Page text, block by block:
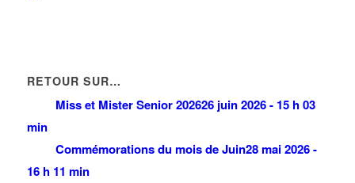
RETOUR SUR…
Miss et Mister Senior 202626 juin 2026 - 15 h 03
min
Commémorations du mois de Juin28 mai 2026 -
16 h 11 min